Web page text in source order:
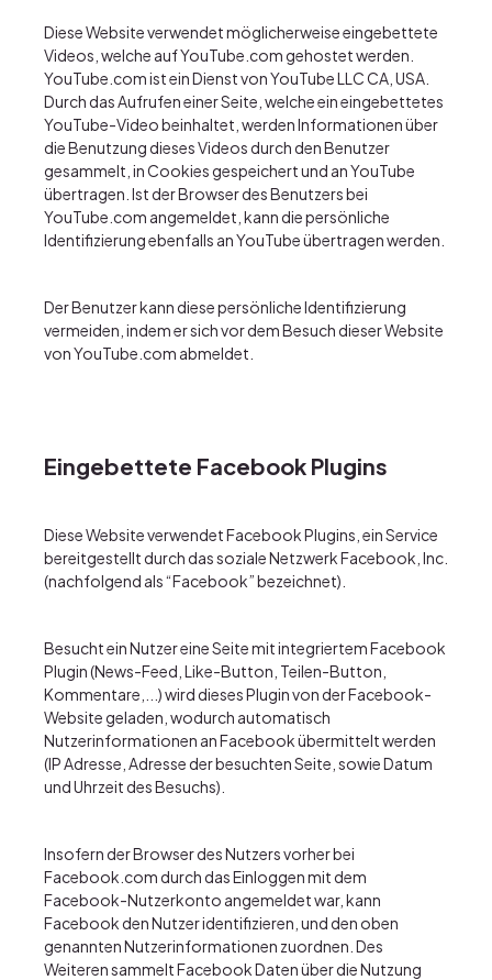
Diese Website verwendet möglicherweise eingebettete
Videos, welche auf YouTube.com gehostet werden.
YouTube.com ist ein Dienst von YouTube LLC CA, USA.
Durch das Aufrufen einer Seite, welche ein eingebettetes
YouTube-Video beinhaltet, werden Informationen über
die Benutzung dieses Videos durch den Benutzer
gesammelt, in Cookies gespeichert und an YouTube
übertragen. Ist der Browser des Benutzers bei
YouTube.com angemeldet, kann die persönliche
Identifizierung ebenfalls an YouTube übertragen werden.
Der Benutzer kann diese persönliche Identifizierung
vermeiden, indem er sich vor dem Besuch dieser Website
von YouTube.com abmeldet.
Eingebettete Facebook Plugins
Diese Website verwendet Facebook Plugins, ein Service
bereitgestellt durch das soziale Netzwerk Facebook, Inc.
(nachfolgend als “Facebook” bezeichnet).
Besucht ein Nutzer eine Seite mit integriertem Facebook
Plugin (News-Feed, Like-Button, Teilen-Button,
Kommentare,...) wird dieses Plugin von der Facebook-
Website geladen, wodurch automatisch
Nutzerinformationen an Facebook übermittelt werden
(IP Adresse, Adresse der besuchten Seite, sowie Datum
und Uhrzeit des Besuchs).
Insofern der Browser des Nutzers vorher bei
Facebook.com durch das Einloggen mit dem
Facebook-Nutzerkonto angemeldet war, kann
Facebook den Nutzer identifizieren, und den oben
genannten Nutzerinformationen zuordnen. Des
Weiteren sammelt Facebook Daten über die Nutzung